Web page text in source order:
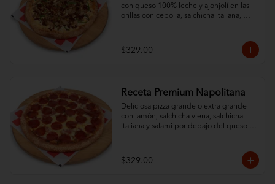
con queso 100% leche y ajonjolí en las
orillas con cebolla, salchicha italiana,
$329.00
Receta Premium Napolitana
Deliciosa pizza grande o extra grande
con jamón, salchicha viena, salchicha
italiana y salami por debajo del queso
$329.00